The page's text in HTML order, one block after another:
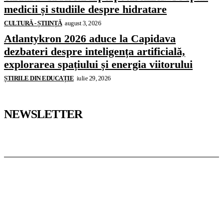
medicii și studiile despre hidratare
CULTURĂ - ȘTIINȚĂ august 3, 2026
Atlantykron 2026 aduce la Capidava
dezbateri despre inteligența artificială,
explorarea spațiului și energia viitorului
ȘTIRILE DIN EDUCAȚIE iulie 29, 2026
NEWSLETTER